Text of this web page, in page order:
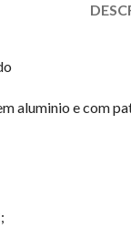
aluminio e com